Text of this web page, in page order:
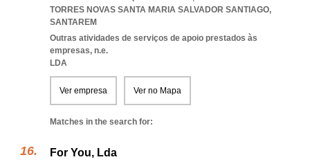
TORRES NOVAS SANTA MARIA SALVADOR SANTIAGO,
SANTAREM
Outras atividades de serviços de apoio prestados às
empresas, n.e.
LDA
Ver empresa Ver no Mapa
Matches in the search for:
For You, Lda